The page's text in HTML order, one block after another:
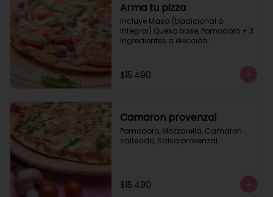
Arma tu pizza
Incluye Masa (tradicional o
Integral) Queso base, Pomodoro + 3
Ingredientes a elección.
$15.490
Camaron provenzal
Pomodoro, Mozzarella, Camaron
salteado, Salsa provenzal
$15.490